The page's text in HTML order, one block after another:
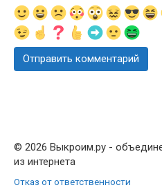
© 2026 Выкроим.ру -
из интернета
Отказ от ответственности